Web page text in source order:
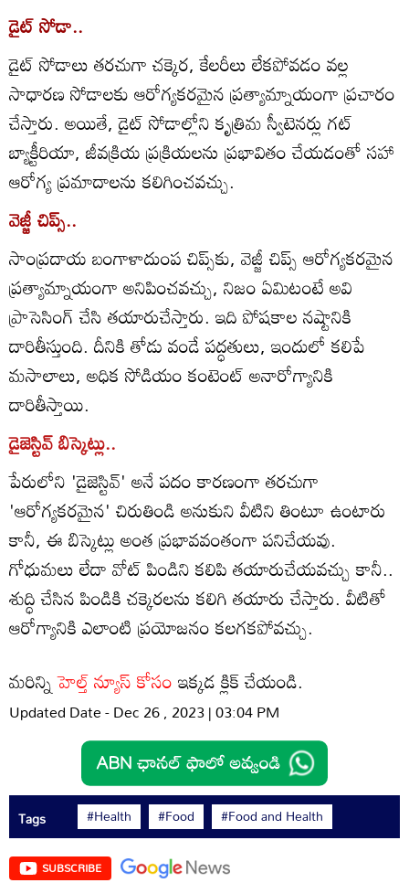
డైట్ సోడా..
డైట్ సోడాలు తరచుగా చక్కెర, కేలరీలు లేకపోవడం వల్ల
సాధారణ సోడాలకు ఆరోగ్యకరమైన ప్రత్యామ్నాయంగా ప్రచారం
చేస్తారు. అయితే, డైట్ సోడాల్లోని కృత్రిమ స్వీటెనర్లు గట్
బ్యాక్టీరియా, జీవక్రియ ప్రక్రియలను ప్రభావితం చేయడంతో సహా
ఆరోగ్య ప్రమాదాలను కలిగించవచ్చు.
వెజ్జీ చిప్స్..
సాంప్రదాయ బంగాళాదుంప చిప్స్‌కు, వెజ్జీ చిప్స్ ఆరోగ్యకరమైన
ప్రత్యామ్నాయంగా అనిపించవచ్చు, నిజం ఏమిటంటే అవి
ప్రాసెసింగ్‌ చేసి తయారుచేస్తారు. ఇది పోషకాల నష్టానికి
దారితీస్తుంది. దీనికి తోడు వండే పద్ధతులు, ఇందులో కలిపే
మసాలాలు, అధిక సోడియం కంటెంట్‌ అనారోగ్యానికి
దారితీస్తాయి.
డైజెస్టివ్ బిస్కెట్లు..
పేరులోని 'డైజెస్టివ్' అనే పదం కారణంగా తరచుగా
'ఆరోగ్యకరమైన' చిరుతిండి అనుకుని వీటిని తింటూ ఉంటారు
కానీ, ఈ బిస్కెట్లు అంత ప్రభావవంతంగా పనిచేయవు.
గోధుమలు లేదా వోట్ పిండిని కలిపి తయారుచేయవచ్చు కానీ..
శుద్ధి చేసిన పిండికి చక్కెరలను కలిగి తయారు చేస్తారు. వీటితో
ఆరోగ్యానికి ఎలాంటి ప్రయోజనం కలగకపోవచ్చు.
మరిన్నిహెల్త్ న్యూస్ కోసంఇక్కడ క్లిక్ చేయండి.
Updated Date - Dec 26 , 2023 | 03:04 PM
Tags #Health #Food #Food and Health
SUBSCRIBE